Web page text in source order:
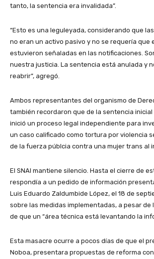
tanto, la sentencia era invalidada”.
“Esto es una leguleyada, considerando que
no eran un activo pasivo y no se requería que
estuvieron señaladas en las notificaciones.
nuestra justicia. La sentencia está anulada y
reabrir”, agregó.
Ambos representantes del organismo de
también recordaron que de la sentencia inicial
inició un proceso legal independiente para
un caso calificado como tortura por violencia
de la fuerza públcia contra una mujer trans al
El SNAI mantiene silencio. Hasta el cierre de
respondía a un pedido de información
Luis Eduardo Zaldumbide López, el 18 de
sobre las medidas implementadas, a pesar de
de que un “área técnica está levantando la
Esta masacre ocurre a pocos días de que el
Noboa, presentara propuestas de reforma